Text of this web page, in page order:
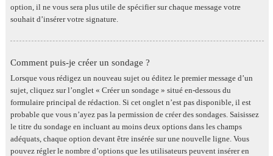
option, il ne vous sera plus utile de spécifier sur chaque message votre
souhait d’insérer votre signature.
Comment puis-je créer un sondage ?
Lorsque vous rédigez un nouveau sujet ou éditez le premier message d’un
sujet, cliquez sur l’onglet « Créer un sondage » situé en-dessous du
formulaire principal de rédaction. Si cet onglet n’est pas disponible, il est
probable que vous n’ayez pas la permission de créer des sondages. Saisissez
le titre du sondage en incluant au moins deux options dans les champs
adéquats, chaque option devant être insérée sur une nouvelle ligne. Vous
pouvez régler le nombre d’options que les utilisateurs peuvent insérer en